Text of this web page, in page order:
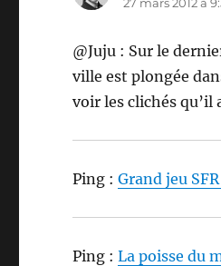
@Juju : Sur le
ville est plongée
voir les clichés
Ping :Grand jeu
Ping :La poisse du